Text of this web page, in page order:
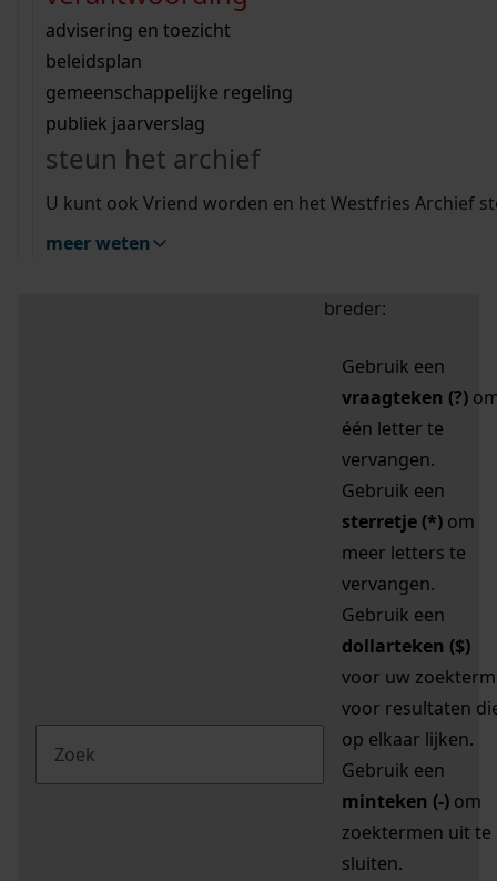
bouwvergunningen
omgevingsvergunningen
vergunningen
beeld en geluid
uitleg nodig?
Wij helpen u op weg met een aantal zoektips.
bekijk alle zoektips
Wij helpen u op weg met een aantal zoektips.
bekijk alle zoektips
bekijk ons geschiedenislokaal
advisering en toezicht
beleidsplan
gemeenschappelijke regeling
publiek jaarverslag
steun het archief
U kunt ook Vriend worden en het Westfries Archief
meer weten
zoektips
Mijn Studiezaal (inloggen)
uw zoekopdracht te
breder:
Gebruik een
vraagteken (?)
één letter te
vervangen.
Gebruik een
sterretje (*) om
meer letters te
vervangen.
Gebruik een
dollarteken ($)
voor uw zoekterm
voor resultaten
op elkaar lijken.
Gebruik een
minteken (-) om
zoektermen uit te
sluiten.